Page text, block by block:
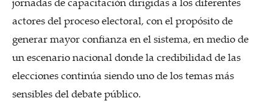
actores del proceso electoral, con el propósito de
generar mayor confianza en el sistema, en medio de
un escenario nacional donde la credibilidad de las
elecciones continúa siendo uno de los temas más
sensibles del debate público.